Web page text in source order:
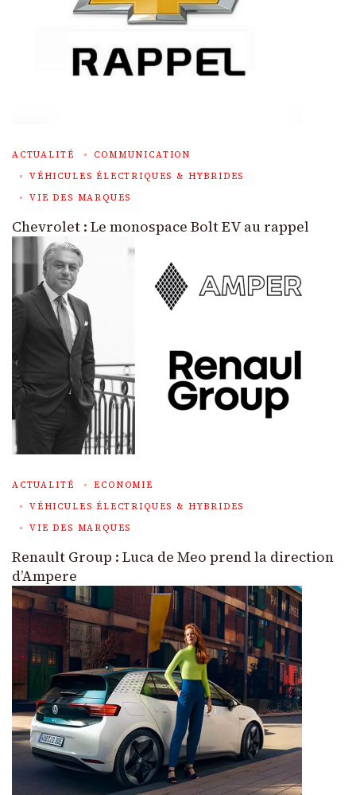
ACTUALITÉ
COMMUNICATION
VÉHICULES ÉLECTRIQUES & HYBRIDES
VIE DES MARQUES
Chevrolet : Le monospace Bolt EV au rappel
ACTUALITÉ
ECONOMIE
VÉHICULES ÉLECTRIQUES & HYBRIDES
VIE DES MARQUES
Renault Group : Luca de Meo prend la direction
d’Ampere